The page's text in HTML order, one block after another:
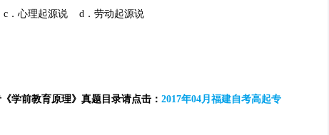
心理起源说 d．劳动起源说
前教育原理》真题目录请点击： 2017年04月福建自考高起专